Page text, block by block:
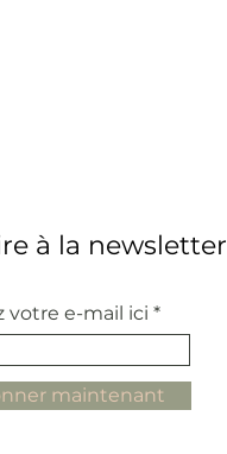
à la newsletter
votre e-mail ici
maintenant